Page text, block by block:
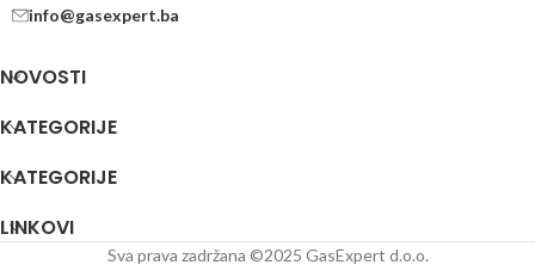
info@gasexpert.ba
NOVOSTI
KATEGORIJE
KATEGORIJE
LINKOVI
Sva prava zadržana ©2025 GasExpert d.o.o.